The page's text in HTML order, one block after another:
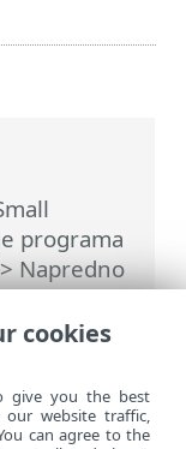
programa
Napredno
pristupa
IP
cookies
give you the best
our website traffic,
can agree to the